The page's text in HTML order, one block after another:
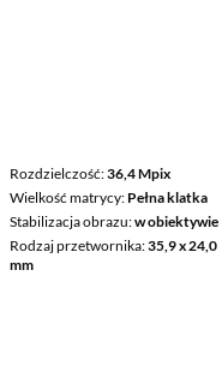
Rozdzielczość 36,4 Mpix
Wielkość matrycy Pełna klatka
Stabilizacja obrazu w obiektywie
Rodzaj przetwornika 35,9 x 24,0
mm